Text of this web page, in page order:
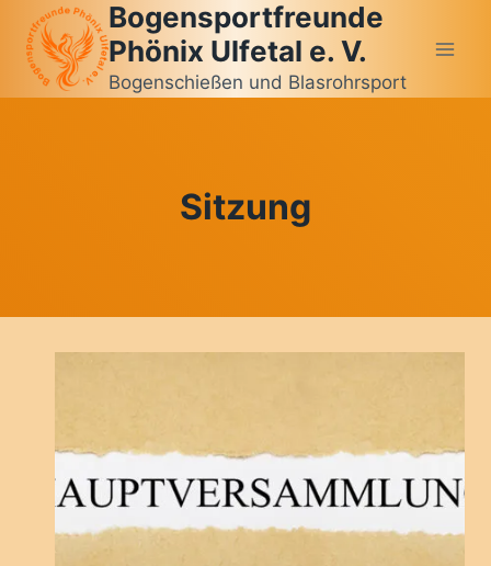
Zum
Inhalt
springen
Bogensportfreunde
Phönix Ulfetal e. V.
Bogenschießen und Blasrohrsport
Sitzung